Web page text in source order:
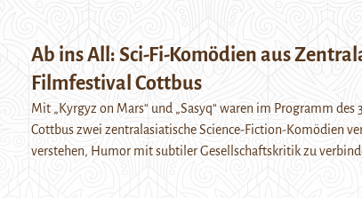
Ab ins All: Sci-Fi-Komödien aus
Filmfestival Cottbus
Mit „Kyrgyz on Mars“ und „Sasyq“ waren im Programm des
Cottbus zwei zentralasiatische Science-Fiction-Komödien
verstehen, Humor mit subtiler Gesellschaftskritik zu